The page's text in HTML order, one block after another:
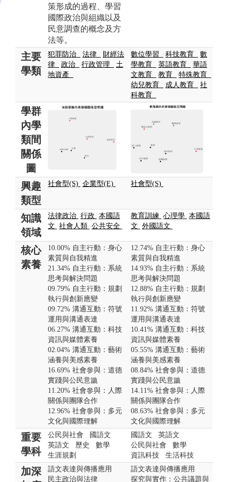
策形成的過程、學習
國際政治與組織以及
民意調查的概念及方
法等。
主要
學類
犯罪防治 法律
財經法
律
政治 行政管理
土
地資產
數位學習 科技教育
數
學教育
英語教育
華語
文教育
教育
特殊教育
幼兒教育
成人教育
社
科教育
學群
內學
類間
關係
圖
興趣
類型
社會型(S) 企業型(E) 社會型(S)
知識
領域
法律政治 行政 本國語
文 社會人類 公共安全
教育訓練 心理學 本國語
文 外國語文
核心
素養
10.00% 自主行動：身心
素質與自我精進
21.34% 自主行動：系統
思考與解決問題
09.79% 自主行動：規劃
執行與創新應變
09.72% 溝通互動：符號
運用與溝通表達
06.27% 溝通互動：科技
資訊與媒體素養
02.04% 溝通互動：藝術
涵養與美感素養
16.69% 社會參與：道德
實踐與公民意識
11.20% 社會參與：人際
關係與團隊合作
12.96% 社會參與：多元
文化與國際理解
12.74% 自主行動：身心
素質與自我精進
14.93% 自主行動：系統
思考與解決問題
12.88% 自主行動：規劃
執行與創新應變
11.92% 溝通互動：符號
運用與溝通表達
10.41% 溝通互動：科技
資訊與媒體素養
05.55% 溝通互動：藝術
涵養與美感素養
08.84% 社會參與：道德
實踐與公民意識
14.11% 社會參與：人際
關係與團隊合作
08.63% 社會參與：多元
文化與國際理解
重要
學科
公民與社會
國語文
英語文
歷史
數學
生涯規劃
國語文
英語文
公民與社會
數學
資訊科技
生活科技
加深
語文表達與傳播應用
民主政治與法律
語文表達與傳播應用
探究與實作：公共議題與